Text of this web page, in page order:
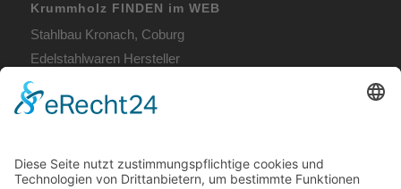
Krummholz FINDEN im WEB
Stahlbau Kronach, Coburg
Edelstahlwaren Hersteller
Fertige Bauelemente
Metallbau Coburg